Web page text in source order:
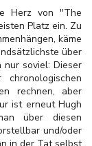
Herz von "The
Platz ein. Zu
käme
über
soviel: Dieser
rechnen, aber
ist erneut Hugh
über diesen
und/oder